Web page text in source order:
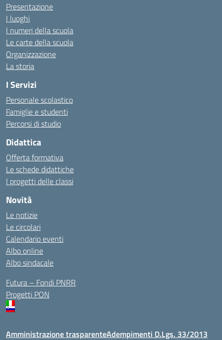
Presentazione
I luoghi
I numeri della scuola
Le carte della scuola
Organizzazione
La storia
I Servizi
Personale scolastico
Famiglie e studenti
Percorsi di studio
Didattica
Offerta formativa
Le schede didattiche
I progetti delle classi
Novità
Le notizie
Le circolari
Calendario eventi
Albo online
Albo sindacale
Futura – Fondi PNRR
Progetti PON
Amministrazione trasparenteAdempimenti D.Lgs. 33/2013